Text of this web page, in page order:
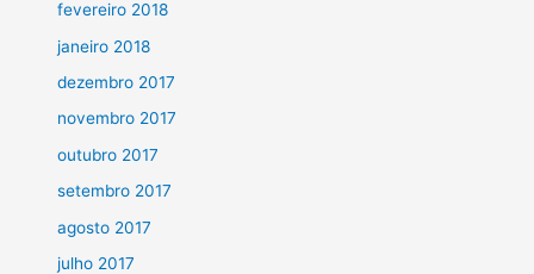
fevereiro 2018
janeiro 2018
dezembro 2017
novembro 2017
outubro 2017
setembro 2017
agosto 2017
julho 2017